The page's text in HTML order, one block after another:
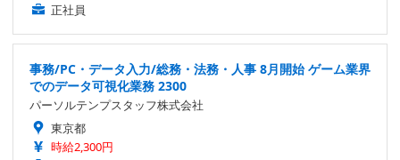
正社員
事務/PC・データ入力/総務・法務・人事 8月開始 ゲーム業界
でのデータ可視化業務 2300
パーソルテンプスタッフ株式会社
東京都
時給2,300円